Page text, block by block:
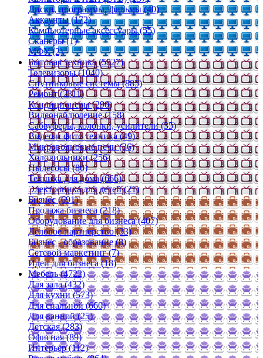
Диски, программы, фильмы (40)
Аккаунты (172)
Компьютерные аксессуары (55)
Сканеры (1)
МФУ (2)
Бытовая техника (5827)
Телевизоры (1040)
Спутниковые системы (885)
Ремонт (2311)
Кондиционеры (290)
Видеонаблюдение (158)
Сабвуферы, колонки, усилители (35)
Видео и фото техника (49)
Микроволновые печи (36)
Холодильники (256)
Пылесосы (80)
Техника для дома (666)
Электроника для детей (21)
Бизнес (691)
Продажа бизнеса (218)
Оборудование для бизнеса (407)
Деловое партнерство (33)
Бизнес - образование (8)
Сетевой маркетинг (7)
Идеи для бизнеса (18)
Мебель (4722)
Для зала (432)
Для кухни (573)
Для спальной (660)
Для ванной (25)
Детская (283)
Офисная (89)
Интерьер (112)